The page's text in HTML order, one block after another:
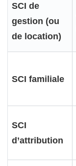
SCI de
gestion (ou
de location)
SCI familiale
SCI
d’attribution